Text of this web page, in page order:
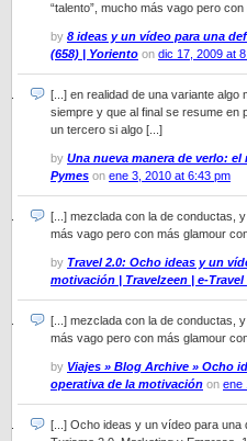
“talento”, mucho más vago pero
by 8 ideas y un vídeo para una
(658) | Yoriento on dic 17, 2009 at
[...] en realidad de una variante algo
siempre y que al final se resume en
un tercero si algo [...]
by Una nueva manera de verlo:
Pymes on ene 3, 2010 at 6:43 pm
[...] mezclada con la de conductas,
más vago pero con más glamour
by Travel 2.0: Ocho ideas y un
motivación | Travelzeen | e-Travel
[...] mezclada con la de conductas,
más vago pero con más glamour
by Viajes » Blog Archive » Ocho
operativa de la motivación on ene
[...] Ocho ideas y un vídeo para una